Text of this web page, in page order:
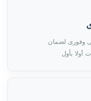
وفورى لضمان
أولا بأول